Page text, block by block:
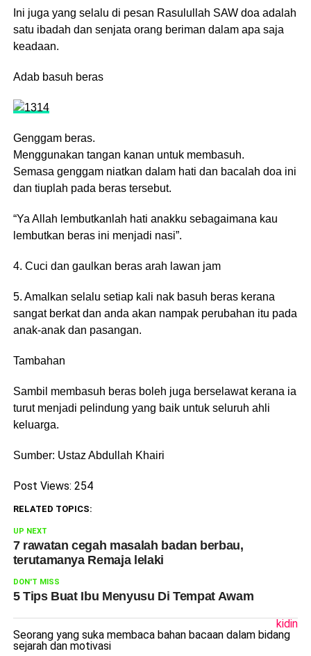
Ini juga yang selalu di pesan Rasulullah SAW doa adalah
satu ibadah dan senjata orang beriman dalam apa saja
keadaan.
Adab basuh beras
Genggam beras.
Menggunakan tangan kanan untuk membasuh.
Semasa genggam niatkan dalam hati dan bacalah doa ini
dan tiuplah pada beras tersebut.
“Ya Allah lembutkanlah hati anakku sebagaimana kau
lembutkan beras ini menjadi nasi”.
4. Cuci dan gaulkan beras arah lawan jam
5. Amalkan selalu setiap kali nak basuh beras kerana
sangat berkat dan anda akan nampak perubahan itu pada
anak-anak dan pasangan.
Tambahan
Sambil membasuh beras boleh juga berselawat kerana ia
turut menjadi pelindung yang baik untuk seluruh ahli
keluarga.
Sumber: Ustaz Abdullah Khairi
Post Views: 254
RELATED TOPICS:
UP NEXT
7 rawatan cegah masalah badan berbau,
terutamanya Remaja lelaki
DON'T MISS
5 Tips Buat Ibu Menyusu Di Tempat Awam
kidin
Seorang yang suka membaca bahan bacaan dalam bidang
sejarah dan motivasi